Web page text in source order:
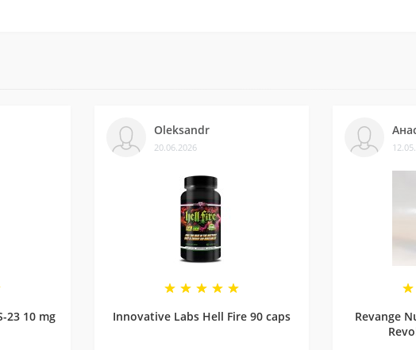
необхідно приймати по одній капсулі на день, 4 дні, а потім зробити
харчування. Зберігати в сухому прохолодному місці далеко від прямих сонячних променів. Чи не
які медичні препарати або перебуває під медичним наглядом, необхідно перед вживанням проконсультуватися з
протестували багато продуктів і допомогли багатьом клієнтам. Нам
23 10 mg
Oleksandr
20.06.2026
Innovative Labs Hell Fire 90 caps
Revange